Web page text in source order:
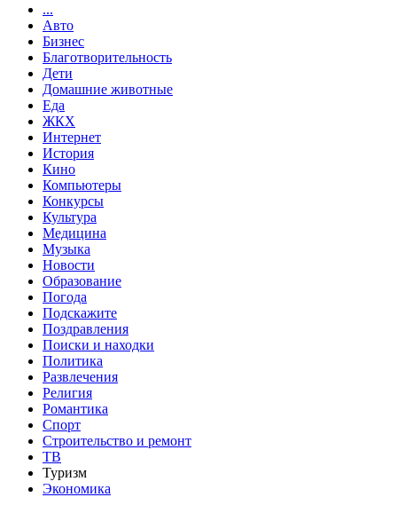
...
Авто
Бизнес
Благотворительность
Дети
Домашние животные
Еда
ЖКХ
Интернет
История
Кино
Компьютеры
Конкурсы
Культура
Медицина
Музыка
Новости
Образование
Погода
Подскажите
Поздравления
Поиски и находки
Политика
Развлечения
Религия
Романтика
Спорт
Строительство и ремонт
ТВ
Туризм
Экономика